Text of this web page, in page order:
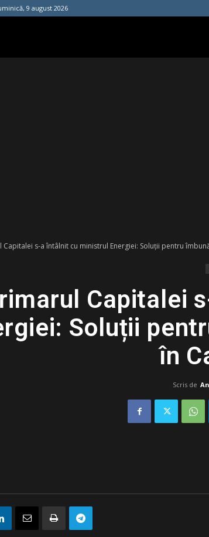
9 august 2026
Capitalei s-a întâlnit cu ministrul Energiei: Soluții pentru
Capitalei
Soluții
în
Scris de